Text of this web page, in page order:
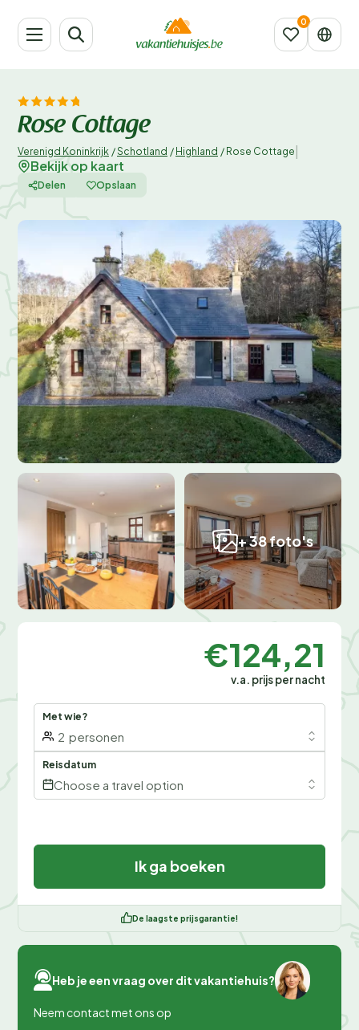
Rose Cottage
Verenigd Koninkrijk /Schotland / Highland / Rose Cottage
Bekijk op kaart
Delen Opslaan
+ 38 foto's
€124,21
v.a. prijs per nacht
Met wie?
2 personen
Reisdatum
Choose a travel option
Ik ga boeken
De laagste prijsgarantie!
Heb je een vraag over dit vakantiehuis?
Neem contact met ons op